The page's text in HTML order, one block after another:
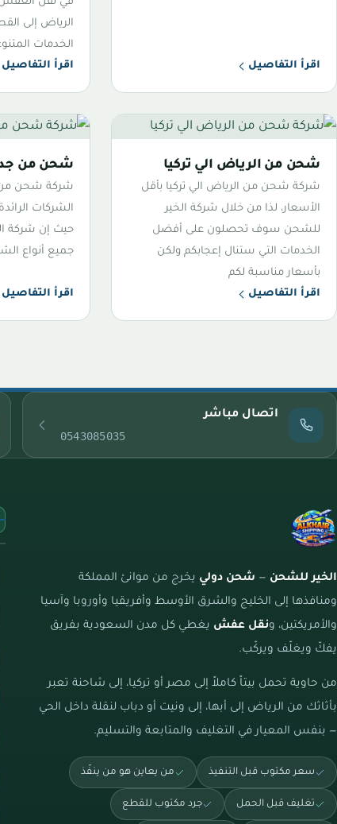
اقرأ التفاصيل
الرياض إلى
الخدمات
اقرأ التفاصيل
شحن من الرياض الي تركيا
شركة شحن من الرياض الي تركيا بأقل
الأسعار، لذا من خلال شركة الخير
للشحن سوف تحصلون على أفضل
الخدمات التي ستنال إعجابكم ولكن
بأسعار مناسبة لكم
اقرأ التفاصيل
شحن من جدة
شركة شحن من
الشركات
حيث إن شركة
جميع أنواع
اقرأ التفاصيل
اتصال مباشر
0543085035
الخير للشحن — شحن دولي يخرج من موانئ المملكة
ومنافذها إلى الخليج والشرق الأوسط وأفريقيا وأوروبا وآسيا
والأمريكتين، ونقل عفش يغطي كل مدن السعودية بفريق
يفكّ ويغلّف ويركّب.
من حاوية تحمل بيتاً كاملاً إلى مصر أو تركيا، إلى شاحنة تعبر
بأثاثك من الرياض إلى أبها، إلى ونيت أو دباب لنقلة داخل الحي
— بنفس المعيار في التغليف والمتابعة والتسليم.
سعر مكتوب قبل التنفيذ من يعاين هو من ينفّذ
تغليف قبل الحمل جرد مكتوب للقطع